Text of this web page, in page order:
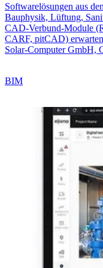
Softwarelösungen aus
Bauphysik, Lüftung,
CAD-Verbund-Module
CARF, pitCAD)
Solar-Computer GmbH,
BIM